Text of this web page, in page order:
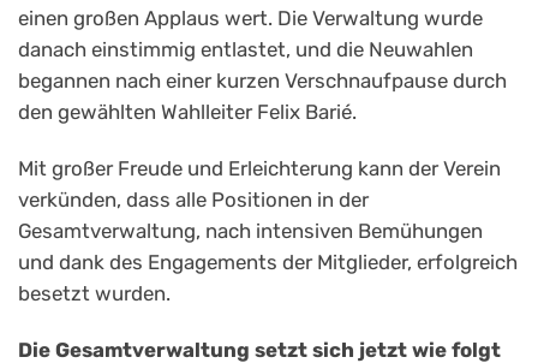
einen großen Applaus wert. Die Verwaltung wurde
danach einstimmig entlastet, und die Neuwahlen
begannen nach einer kurzen Verschnaufpause durch
den gewählten Wahlleiter Felix Barié.
Mit großer Freude und Erleichterung kann der Verein
verkünden, dass alle Positionen in der
Gesamtverwaltung, nach intensiven Bemühungen
und dank des Engagements der Mitglieder, erfolgreich
besetzt wurden.
Die Gesamtverwaltung setzt sich jetzt wie folgt